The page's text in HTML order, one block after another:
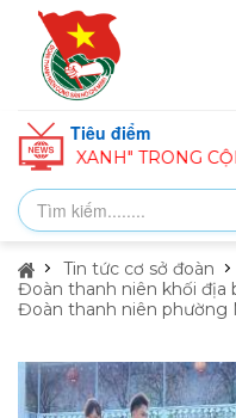
Tiêu điểm
TRONG CỘNG
Tin tức cơ sở đoàn
Đoàn thanh niên khối địa
Đoàn thanh niên phường